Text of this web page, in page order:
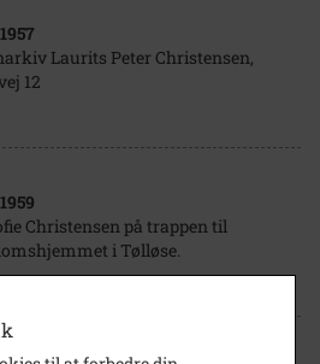
Laurits Peter Christensen,
12
Christensen på trappen til
i Tølløse.